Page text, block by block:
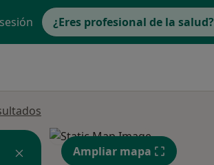
¿Eres profesional de la salud?
Ampliar mapa